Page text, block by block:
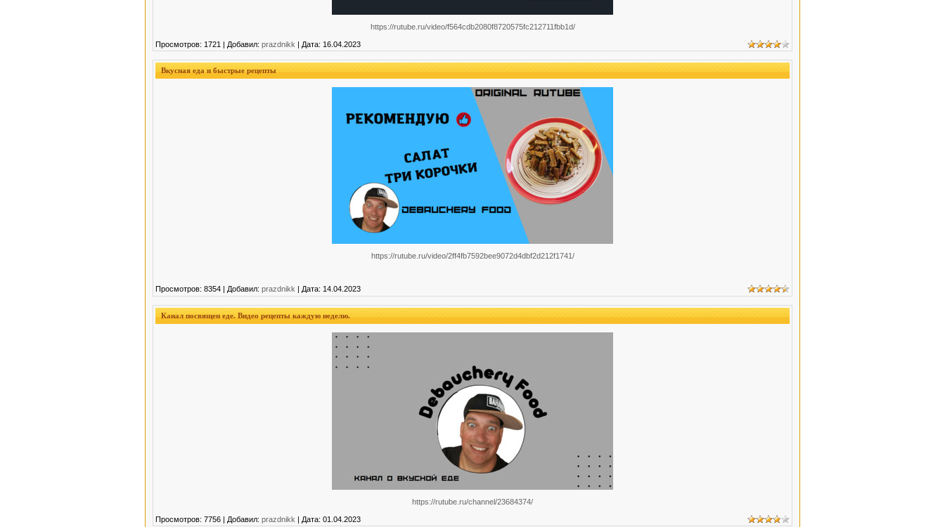
https://rutube.ru/video/f564cdb2080f8720575fc212711fbb1d/
Просмотров: 1721 | Добавил: prazdnikk | Дата: 16.04.2023
Вкусная еда и быстрые рецепты
https://rutube.ru/video/2ff4fb7592bee9072d4dbf2d212f1741/
Просмотров: 8354 | Добавил: prazdnikk | Дата: 14.04.2023
Канал посвящен еде. Видео рецепты каждую неделю.
https://rutube.ru/channel/23684374/
Просмотров: 7756 | Добавил: prazdnikk | Дата: 01.04.2023